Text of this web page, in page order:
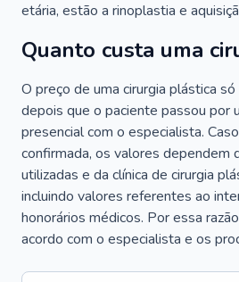
etária, estão a rinoplastia e
Quanto custa uma
O preço de uma cirurgia plástica
depois que o paciente passou por
presencial com o especialista.
confirmada, os valores dependem
utilizadas e da clínica de cirurgia
incluindo valores referentes ao
honorários médicos. Por essa
acordo com o especialista e os